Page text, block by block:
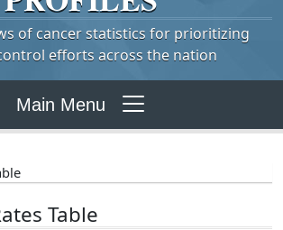
of cancer statistics for prioritizing
efforts across the nation
Main Menu
Table